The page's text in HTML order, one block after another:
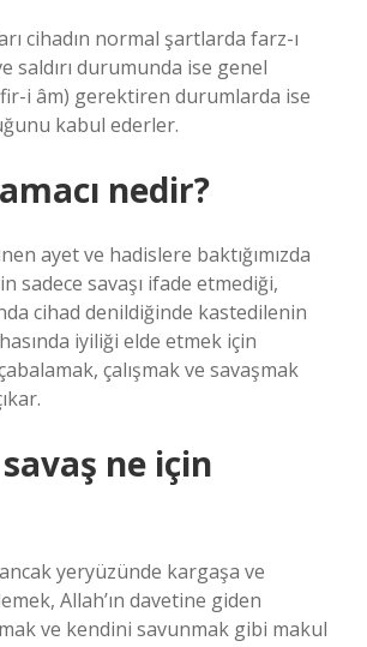
cihadın normal şartlarda farz-ı
saldırı durumunda ise genel
i âm) gerektiren durumlarda ise
kabul ederler.
nedir?
ayet ve hadislere baktığımızda
sadece savaşı ifade etmediği,
cihad denildiğinde kastedilenin
iyiliği elde etmek için
çalışmak ve savaşmak
ne için
ancak yeryüzünde kargaşa ve
Allah’ın davetine giden
ve kendini savunmak gibi makul